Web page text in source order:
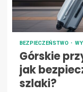
BEZPIECZEŃSTWO
Górskie
jak
szlaki?